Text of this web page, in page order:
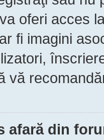
oferi acces
fi imagini
vă
afară din